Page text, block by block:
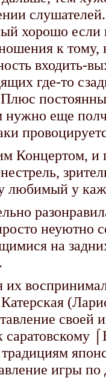
хорошо если
к тому,
входить-
где-то
нужно еще
и
любимый у
неуютно
на
воспринимал
своей
игры